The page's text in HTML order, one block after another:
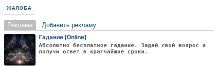
ЖАЛОБА
Реклама Добавить рекламу
Гадание [Online]
Абсолютно бесплатное гадание. Задай свой вопрос и
получи ответ в кратчайшие сроки.